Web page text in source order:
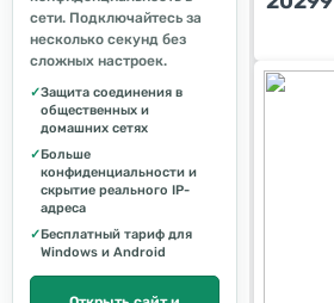
сети. Подключайтесь за
несколько секунд без
сложных настроек.
✓Защита соединения в
общественных и
домашних сетях
✓Больше
конфиденциальности и
скрытие реального IP-
адреса
✓Бесплатный тариф для
Windows и Android